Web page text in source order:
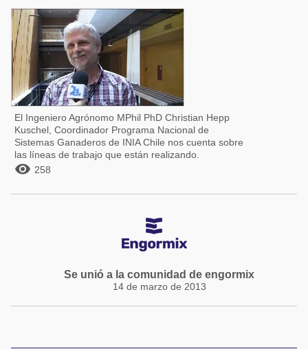
El Ingeniero Agrónomo MPhil PhD Christian Hepp
Kuschel, Coordinador Programa Nacional de
Sistemas Ganaderos de INIA Chile nos cuenta sobre
las líneas de trabajo que están realizando.
 258
Se unió a la comunidad de engormix
14 de marzo de 2013